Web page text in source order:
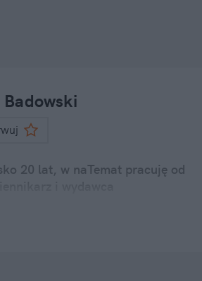
Badowski
20 lat, w naTemat pracuję od